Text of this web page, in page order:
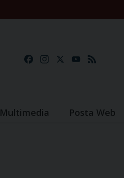
FacebookInstagramYouTube
Multimedia Posta Web